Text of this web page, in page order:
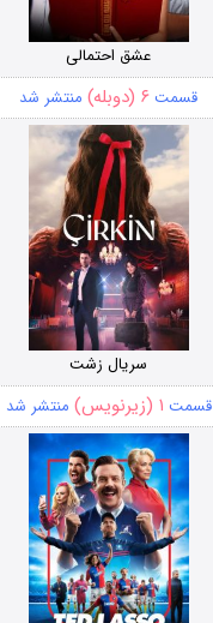
عشق احتمالی
قسمت ۶ (دوبله) منتشر شد
سریال زشت
قسمت ۱ (زیرنویس) منتشر شد